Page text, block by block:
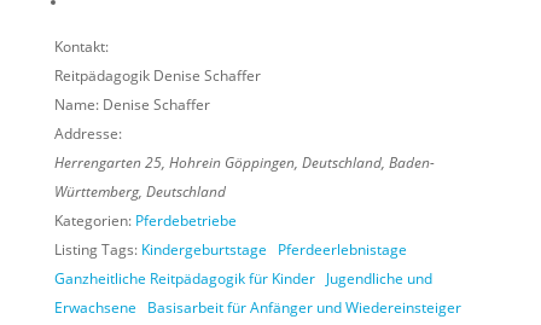
Kontakt:
Reitpädagogik Denise Schaffer
Name: Denise Schaffer
Addresse:
Herrengarten 25, Hohrein Göppingen, Deutschland, Baden-
Württemberg, Deutschland
Kategorien: Pferdebetriebe
Listing Tags: Kindergeburtstage
Pferdeerlebnistage
Ganzheitliche Reitpädagogik für Kinder Jugendliche und
Erwachsene
Basisarbeit für Anfänger und Wiedereinsteiger